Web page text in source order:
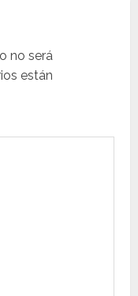
no será
están